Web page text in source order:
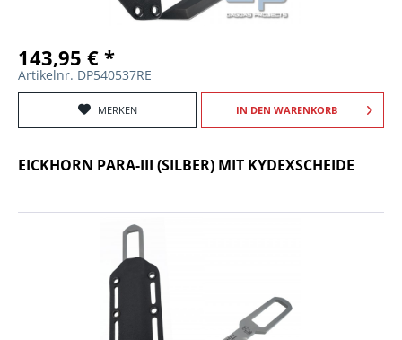
143,95 € *
Artikelnr. DP540537RE
MERKEN IN DEN WARENKORB
EICKHORN PARA-III (SILBER) MIT KYDEXSCHEIDE